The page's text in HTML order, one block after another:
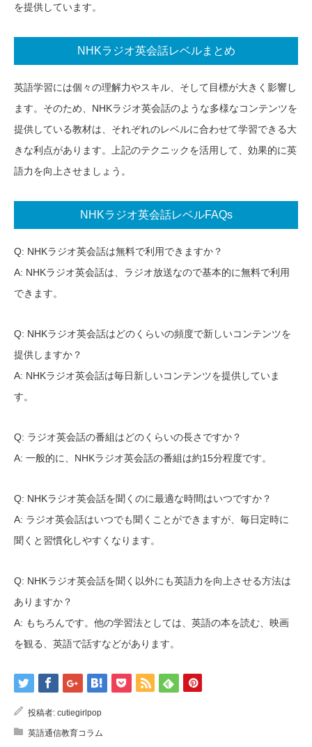
を提供しています。
NHKラジオ英会話レベルまとめ
英語学習には個々の理解力やスキル、そして目標が大きく影響し
ます。そのため、NHKラジオ英会話のような多様なコンテンツを
提供している教材は、それぞれのレベルに合わせて学習できる大
きな利点があります。上記のテクニックを活用して、効果的に英
語力を向上させましょう。
NHKラジオ英会話レベルFAQs
Q: NHKラジオ英会話は無料で利用できますか？
A: NHKラジオ英会話は、ラジオ放送なので基本的に無料で利用
できます。
Q: NHKラジオ英会話はどのくらいの頻度で新しいコンテンツを
提供しますか？
A: NHKラジオ英会話は毎日新しいコンテンツを提供していま
す。
Q: ラジオ英会話の番組はどのくらいの長さですか？
A: 一般的に、NHKラジオ英会話の番組は約15分程度です。
Q: NHKラジオ英会話を聞くのに最適な時間はいつですか？
A: ラジオ英会話はいつでも聞くことができますが、毎日定時に
聞くと習慣化しやすくなります。
Q: NHKラジオ英会話を聞く以外にも英語力を向上させる方法は
ありますか？
A: もちろんです。他の学習法としては、英語の本を読む、映画
を観る、英語で話すなどがあります。
投稿者: cutiegirlpop
英語通信教育コラム